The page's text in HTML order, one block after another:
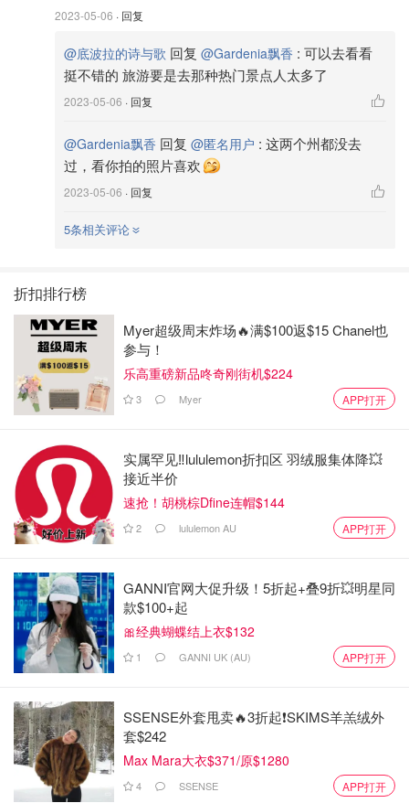
2023-05-06 · 回复
@底波拉的诗与歌 回复 @Gardenia飘香 : 可以去看看
挺不错的 旅游要是去那种热门景点人太多了
2023-05-06 · 回复
@Gardenia飘香 回复 @匿名用户 : 这两个州都没去
过，看你拍的照片喜欢
2023-05-06 · 回复
5条相关评论
折扣排行榜
Myer超级周末炸场🔥满$100返$15 Chanel也
参与！
乐高重磅新品咚奇刚街机$224
3 Myer APP打开
实属罕见‼️lululemon折扣区 羽绒服集体降💥
接近半价
速抢！胡桃棕Dfine连帽$144
2 lululemon AU APP打开
GANNI官网大促升级！5折起+叠9折💥明星同
款$100+起
🎀经典蝴蝶结上衣$132
1 GANNI UK (AU) APP打开
SSENSE外套甩卖🔥3折起❗SKIMS羊羔绒外
套$242
Max Mara大衣$371/原$1280
4 SSENSE APP打开